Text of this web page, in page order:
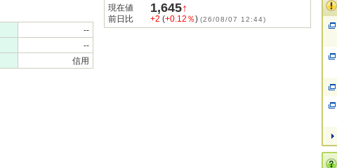
--
--
信用
現在値
1,645↑
前日比 +2 (+0.12％) (26/08/07 12:44)